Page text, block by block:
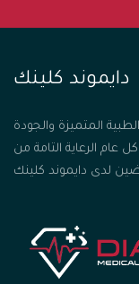
دايموند كلينك
المتميزة والجودة
عام الرعاية التامة من
لدى دايموند كلينك